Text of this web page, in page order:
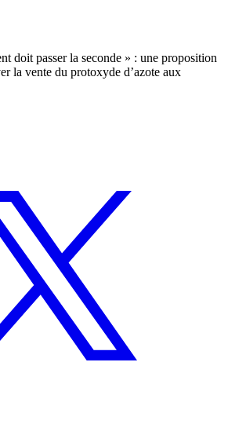
doit passer la seconde » : une proposition
la vente du protoxyde d’azote aux